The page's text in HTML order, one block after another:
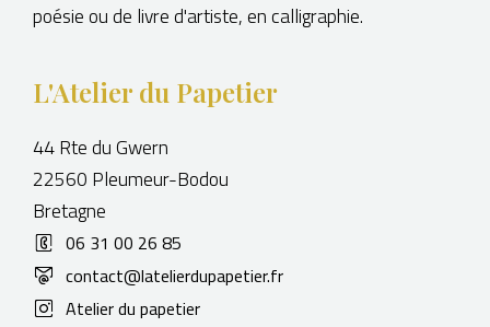
poésie ou de livre d'artiste, en calligraphie.
L'Atelier du Papetier
44 Rte du Gwern
22560 Pleumeur-Bodou
Bretagne
06 31 00 26 85
contact@latelierdupapetier.fr
Atelier du papetier